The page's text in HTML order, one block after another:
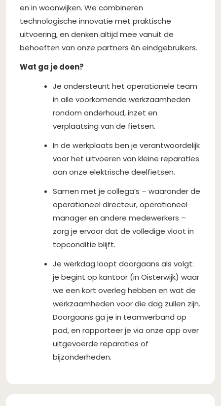
en in woonwijken. We combineren
technologische innovatie met praktische
uitvoering, en denken altijd mee vanuit de
behoeften van onze partners én eindgebruikers.
Wat ga je doen?
Je ondersteunt het operationele team
in alle voorkomende werkzaamheden
rondom onderhoud, inzet en
verplaatsing van de fietsen.
In de werkplaats ben je verantwoordelijk
voor het uitvoeren van kleine reparaties
aan onze elektrische deelfietsen.
Samen met je collega’s – waaronder de
operationeel directeur, operationeel
manager en andere medewerkers –
zorg je ervoor dat de volledige vloot in
topconditie blijft.
Je werkdag loopt doorgaans als volgt:
je begint op kantoor (in Oisterwijk) waar
we een kort overleg hebben en wat de
werkzaamheden voor die dag zullen zijn.
Doorgaans ga je in teamverband op
pad, en rapporteer je via onze app over
uitgevoerde reparaties of
bijzonderheden.